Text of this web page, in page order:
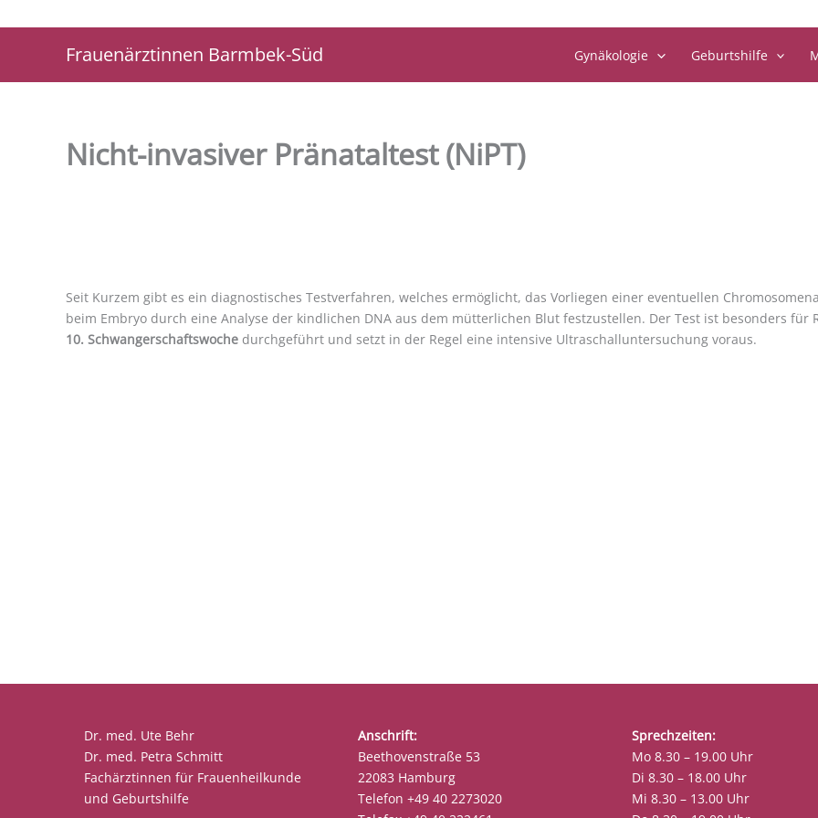
Inhalt
Frauenärztinnen Barmbek-Süd Gynäkologie Geburtshilfe
Nicht-invasiver Pränataltest (NiPT)
Seit Kurzem gibt es ein diagnostisches Testverfahren, welches ermöglicht, das Vorliegen einer eventuellen
beim Embryo durch eine Analyse der kindlichen DNA aus dem mütterlichen Blut festzustellen. Der Test ist besonders
10. Schwangerschaftswoche durchgeführt und setzt in der Regel eine intensive Ultraschalluntersuchung voraus.
Dr. med. Ute Behr
Dr. med. Petra Schmitt
Fachärztinnen für Frauenheilkunde
und Geburtshilfe
Anschrift:
Beethovenstraße 53
22083 Hamburg
Telefon +49 40 2273020
Sprechzeiten:
Mo 8.30 – 19.00 Uhr
Di 8.30 – 18.00 Uhr
Mi 8.30 – 13.00 Uhr